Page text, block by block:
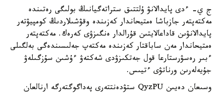
ج ي- ءدى پايدالانۋ ۇلتتىق ستراتەگيانىڭ بولىگى رەتىندە
مەكتەپتەر جازباشا ەمتيحاندار كەزىندە وقۋشىلاردىڭ كومپيۋتەر
پايدالانۋىن قاداعالايتىن قۇرالدار ەنگىزۋى كەرەك. مەكتەپتەر
ەمتيحاندار مەن ساباقتار كەزىندە مەكتەپ جەلىسىندەگى بەلگىلى
ءبىر رەسۋرستارعا قول جەتكىزۋدى شەكتەۋ ءۇشىن سۇزگىلەۋ
جۇيەلەرىن ورناتۋى ءتيىس.
وسىعان دەيىن QyzPU ستۋدەنتتەرى پەداگوگتەرگە ارنالعان